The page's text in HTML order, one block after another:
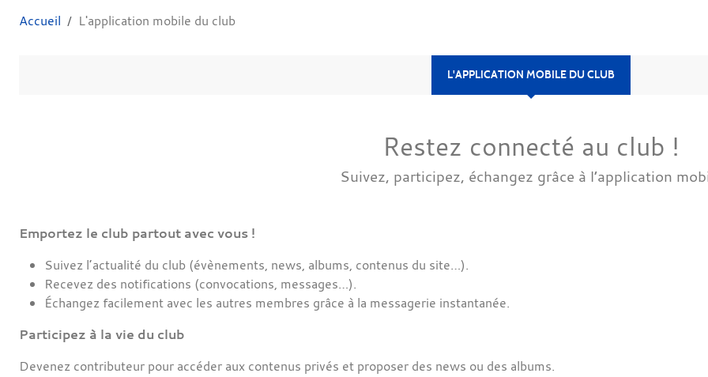
Accueil L'application mobile du club
L'APPLICATION MOBILE DU CLUB
Restez connecté au club !
Suivez, participez, échangez grâce à l’application
Emportez le club partout avec vous !
Suivez l’actualité du club (évènements, news, albums, contenus du site…).
Recevez des notifications (convocations, messages…).
Échangez facilement avec les autres membres grâce à la messagerie instantanée.
Participez à la vie du club
Devenez contributeur pour accéder aux contenus privés et proposer des news ou des albums.